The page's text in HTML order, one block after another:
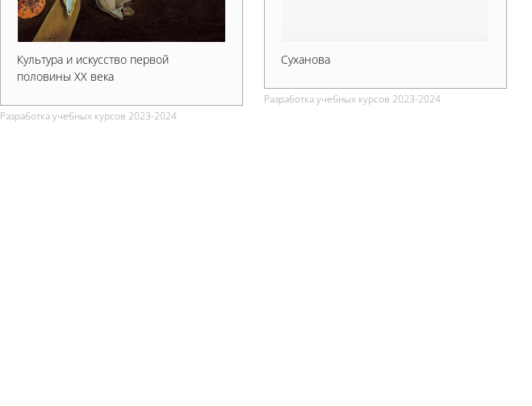
Культура и искусство первой
половины XX века
Разработка учебных курсов 2023-2024
Суханова
Разработка учебных курсов 2023-2024